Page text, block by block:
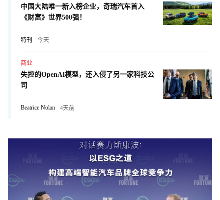
中国大陆唯一新入榜企业，奇瑞汽车首入
《财富》世界500强！
特刊 今天
商业
失控的OpenAI模型，还入侵了另一家科技公
司
Beatrice Nolan 4天前